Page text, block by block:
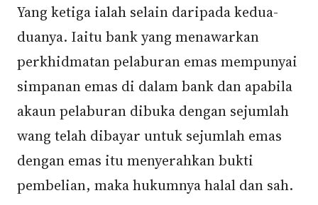
Yang ketiga ialah selain daripada kedua-
duanya. Iaitu bank yang menawarkan
perkhidmatan pelaburan emas mempunyai
simpanan emas di dalam bank dan apabila
akaun pelaburan dibuka dengan sejumlah
wang telah dibayar untuk sejumlah emas
dengan emas itu menyerahkan bukti
pembelian, maka hukumnya halal dan sah.